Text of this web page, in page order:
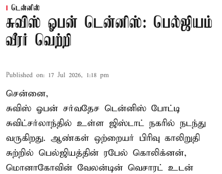
டென்னிஸ்
சுவிஸ் ஓபன் டென்னிஸ்: பெல்ஜியம்
வீரர் வெற்றி
Published on: 17 Jul 2026, 1:18 pm
சென்னை,
சுவிஸ் ஓபன் சர்வதேச டென்னிஸ் போட்டி
சுவிட்சர்லாந்தில் உள்ள ஜிஸ்டாட் நகரில் நடந்து
வருகிறது. ஆண்கள் ஒற்றையர் பிரிவு காலிறுதி
சுற்றில் பெல்ஜியத்தின் ரபேல் கொலிக்னன்,
மொனாகோவின் வேலன்டின் வெசாரட் உடன்